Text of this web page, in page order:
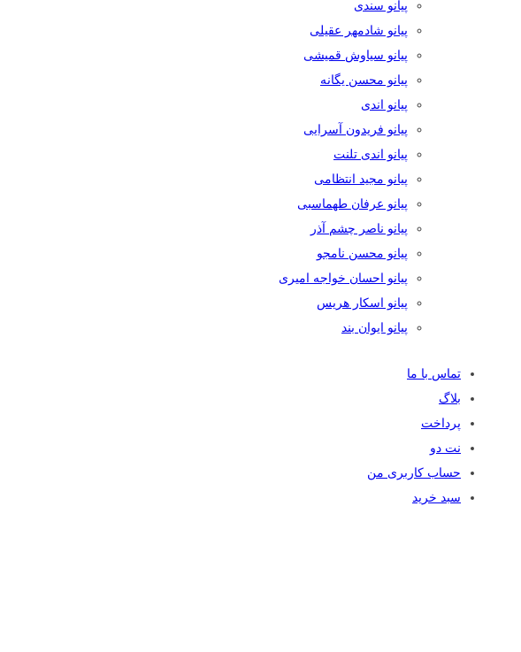
پیانو سندی
پیانو شادمهر عقیلی
پیانو سیاوش قمیشی
پیانو محسن یگانه
پیانو اندی
پیانو فریدون آسرایی
پیانو اندی تلنت
پیانو مجید انتظامی
پیانو عرفان طهماسبی
پیانو ناصر چشم آذر
پیانو محسن نامجو
پیانو احسان خواجه امیری
پیانو اسکار هریس
پیانو ایوان بند
تماس با ما
بلاگ
پرداخت
نت دو
حساب کاربری من
سبد خرید